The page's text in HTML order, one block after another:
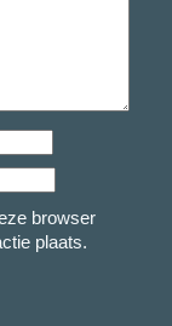
browser
plaats.